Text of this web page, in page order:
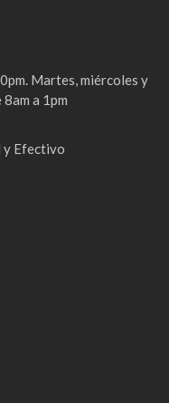
Martes, miércoles y
a 1pm
y Efectivo